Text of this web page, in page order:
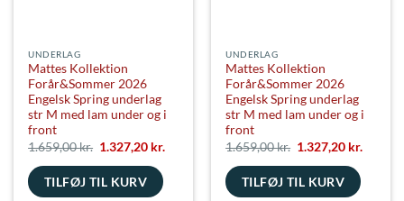
UNDERLAG
Mattes Kollektion
Forår&Sommer 2026
Engelsk Spring underlag
str M med lam under og i
front
1.659,00kr. Den
oprindelige
pris
var:
1.659,00 kr..
1.327,20 kr.
1.327,20 kr..
TILFØJ TIL KURV
UNDERLAG
Mattes Kollektion
Forår&Sommer 2026
Engelsk Spring underlag
str M med lam under og i
front
1.659,00kr. Den
oprindelige
pris
var:
1.659,00 kr..
1.327,20 kr.
TILFØJ TIL KURV